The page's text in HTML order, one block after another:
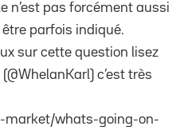
n’est pas forcément aussi
parfois indiqué.
sur cette question lisez
c’est très
market/whats-going-on-